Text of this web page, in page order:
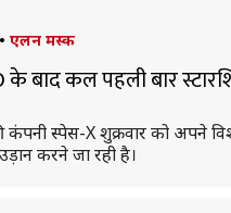
• एलन मस्क
के बाद कल पहली बार
स्पेस-X शुक्रवार को अपने
उड़ान करने जा रही है।